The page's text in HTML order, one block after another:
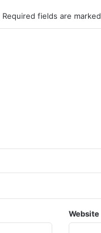
Required fields are marked
Website